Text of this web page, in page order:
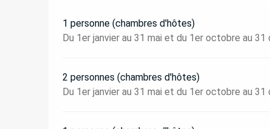
TARIFS 2027
1 personne (chambres d'hôtes)
Du 1er janvier au 31 mai et du 1er octobre au
2 personnes (chambres d'hôtes)
Du 1er janvier au 31 mai et du 1er octobre au